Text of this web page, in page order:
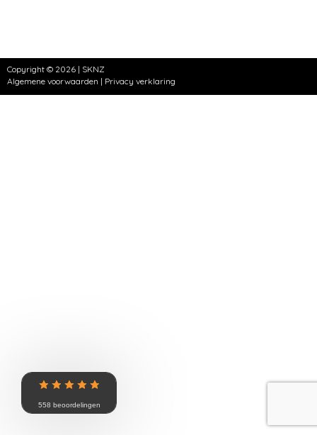
Copyright © 2026 | SKNZ
Algemene voorwaarden | Privacy verklaring
558 beoordelingen